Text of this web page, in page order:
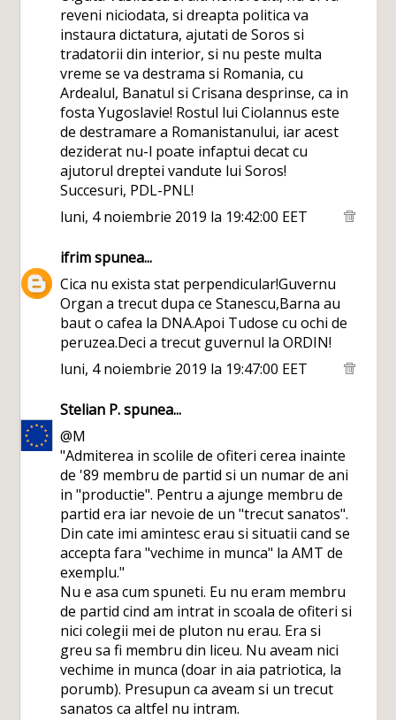
reveni niciodata, si dreapta politica va
instaura dictatura, ajutati de Soros si
tradatorii din interior, si nu peste multa
vreme se va destrama si Romania, cu
Ardealul, Banatul si Crisana desprinse, ca in
fosta Yugoslavie! Rostul lui Ciolannus este
de destramare a Romanistanului, iar acest
deziderat nu-l poate infaptui decat cu
ajutorul dreptei vandute lui Soros!
Succesuri, PDL-PNL!
luni, 4 noiembrie 2019 la 19:42:00 EET
ifrimspunea...
Cica nu exista stat perpendicular!Guvernu
Organ a trecut dupa ce Stanescu,Barna au
baut o cafea la DNA.Apoi Tudose cu ochi de
peruzea.Deci a trecut guvernul la ORDIN!
luni, 4 noiembrie 2019 la 19:47:00 EET
Stelian P.spunea...
@M
"Admiterea in scolile de ofiteri cerea inainte
de '89 membru de partid si un numar de ani
in "productie". Pentru a ajunge membru de
partid era iar nevoie de un "trecut sanatos".
Din cate imi amintesc erau si situatii cand se
accepta fara "vechime in munca" la AMT de
exemplu."
Nu e asa cum spuneti. Eu nu eram membru
de partid cind am intrat in scoala de ofiteri si
nici colegii mei de pluton nu erau. Era si
greu sa fi membru din liceu. Nu aveam nici
vechime in munca (doar in aia patriotica, la
porumb). Presupun ca aveam si un trecut
sanatos ca altfel nu intram.